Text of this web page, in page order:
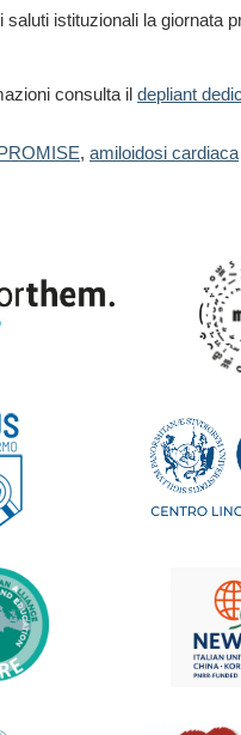
saluti istituzionali la giornata
consulta il depliant
, amiloidosi cardiaca